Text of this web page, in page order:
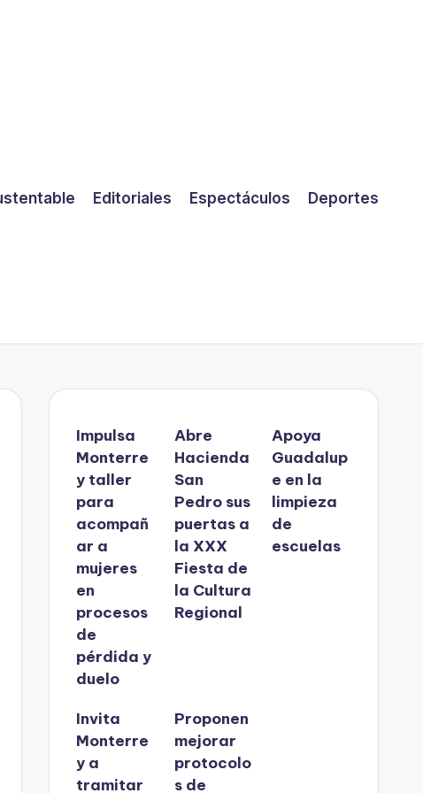
Editoriales Espectáculos Deportes
Impulsa
Monterre
y taller
para
acompañ
ar a
mujeres
en
procesos
de
pérdida y
duelo
Abre
Hacienda
San
Pedro sus
puertas a
la XXX
Fiesta de
la Cultura
Regional
Apoya
Guadalup
e en la
limpieza
de
escuelas
Invita
Monterre
y a
tramitar
Proponen
mejorar
protocolo
s de